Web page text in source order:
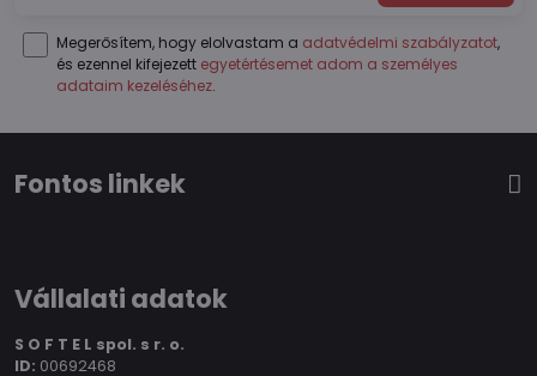
Megerősítem, hogy elolvastam a adatvédelmi szabályzatot,
és ezennel kifejezett egyetértésemet adom a személyes
adataim kezeléséhez.
Fontos linkek
Vállalati adatok
S O F T E L spol. s r. o.
ID: 00692468